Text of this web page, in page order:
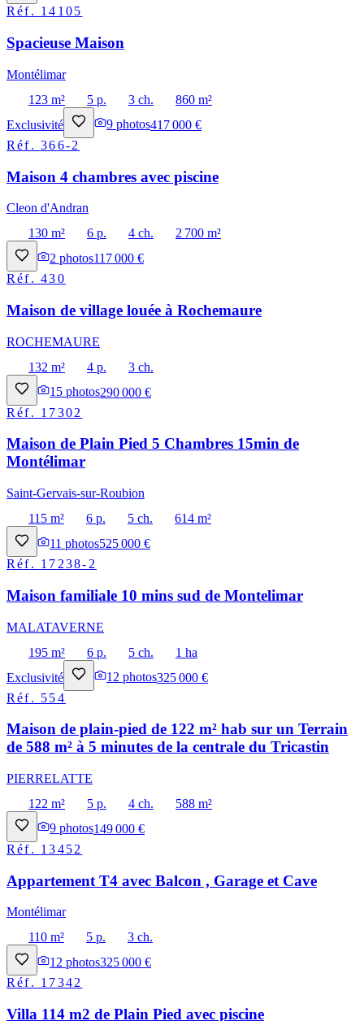
Réf. 14105
Spacieuse Maison
Montélimar
123 m²
5 p. 3 ch.
860 m²
Exclusivité
9 photos417 000 €
Réf.366-2
Maison 4 chambres avec piscine
Cleon d'Andran
130 m²
6 p. 4 ch.
2 700 m²
2 photos117 000 €
Réf.430
Maison de village louée à Rochemaure
ROCHEMAURE
132 m²
4 p.
3 ch.
15 photos290 000 €
Réf. 17302
Maison de Plain Pied 5 Chambres 15min de
Montélimar
Saint-Gervais-sur-Roubion
115 m²
6 p. 5 ch.
614 m²
11 photos525 000 €
Réf. 17238-2
Maison familiale 10 mins sud de Montelimar
MALATAVERNE
195 m²
6 p. 5 ch.
1 ha
Exclusivité
12 photos325 000 €
Réf. 554
Maison de plain-pied de 122 m² hab sur un Terrain
de 588 m² à 5 minutes de la centrale du Tricastin
PIERRELATTE
122 m²
5 p. 4 ch.
588 m²
9 photos149 000 €
Réf. 13452
Appartement T4 avec Balcon , Garage et Cave
Montélimar
110 m²
5 p.
3 ch.
12 photos325 000 €
Réf. 17342
Villa 114 m2 de Plain Pied avec piscine